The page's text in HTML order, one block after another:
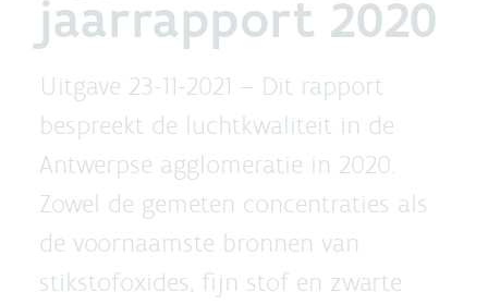
jaarrapport 2020
Uitgave 23-11-2021 – Dit rapport
bespreekt de luchtkwaliteit in de
Antwerpse agglomeratie in 2020.
Zowel de gemeten concentraties als
de voornaamste bronnen van
stikstofoxides, fijn stof en zwarte